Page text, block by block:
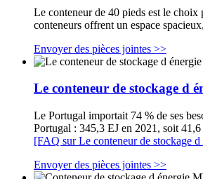
Le conteneur de 40 pieds est le choix
conteneurs offrent un espace
Envoyer des pièces jointes >>
Le conteneur de stockage d
Le Portugal importait 74 % de ses
Portugal : 345,3 EJ en 2021, soit
[FAQ sur Le conteneur de stockage
Envoyer des pièces jointes >>